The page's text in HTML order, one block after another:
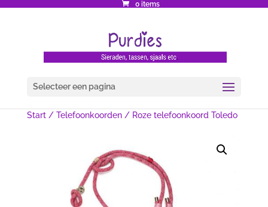
0 items
Selecteer een pagina
Start/ Telefoonkoorden/ Roze telefoonkoord Toledo